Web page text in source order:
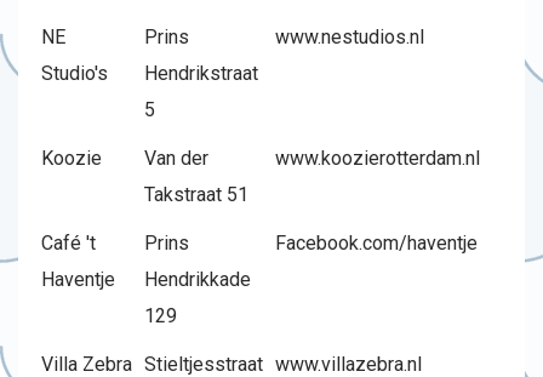
NE
Studio's
Prins
Hendrikstraat
5
www.nestudios.nl
Koozie
Van der
Takstraat 51
www.koozierotterdam.nl
Café 't
Haventje
Prins
Hendrikkade
129
Facebook.com/haventje
Villa Zebra Stieltjesstraat www.villazebra.nl